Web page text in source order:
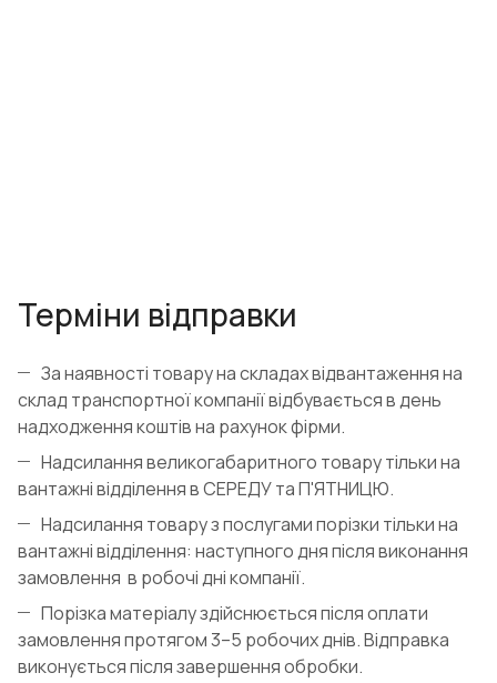
Терміни відправки
За наявності товару на складах відвантаження на
склад транспортної компанії відбувається в день
надходження коштів на рахунок фірми.
Надсилання великогабаритного товару тільки на
вантажні відділення в СЕРЕДУ та П'ЯТНИЦЮ.
Надсилання товару з послугами порізки тільки на
вантажні відділення: наступного дня після виконання
замовлення в робочі дні компанії.
Порізка матеріалу здійснюється після оплати
замовлення протягом 3–5 робочих днів. Відправка
виконується після завершення обробки.